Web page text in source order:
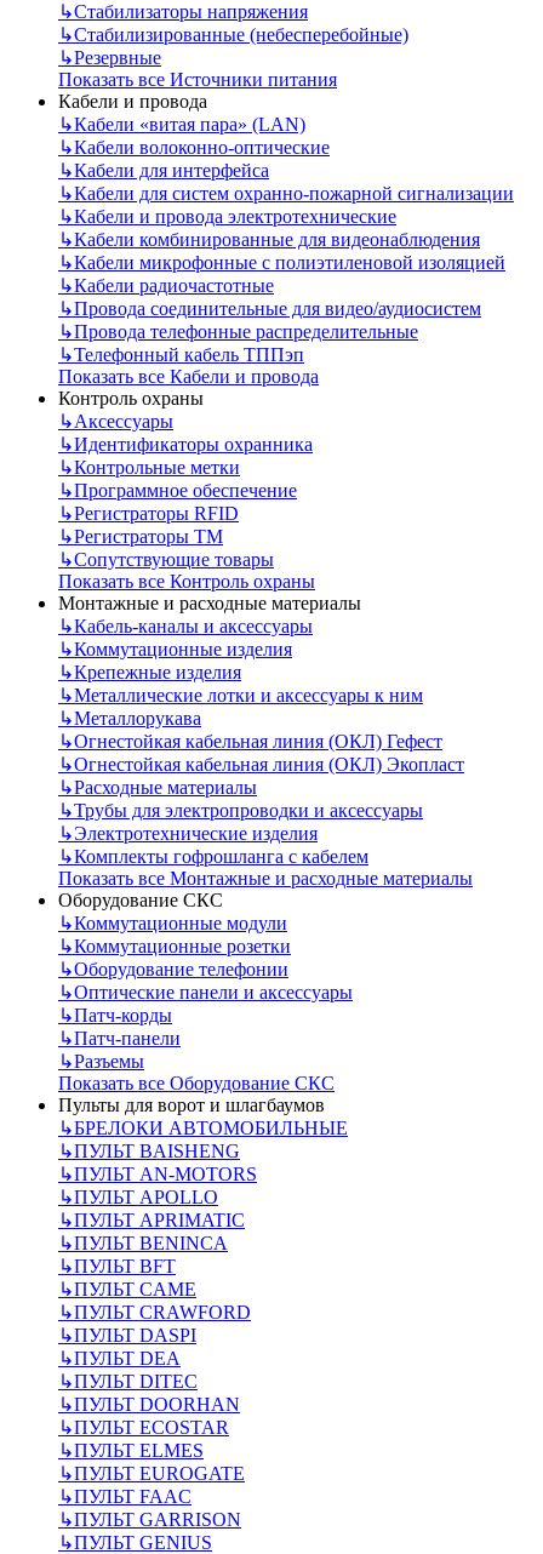
↳Стабилизаторы напряжения
↳Стабилизированные (небесперебойные)
↳Резервные
Показать все Источники питания
Кабели и провода
↳Кабели «витая пара» (LAN)
↳Кабели волоконно-оптические
↳Кабели для интерфейса
↳Кабели для систем охранно-пожарной сигнализации
↳Кабели и провода электротехнические
↳Кабели комбинированные для видеонаблюдения
↳Кабели микрофонные с полиэтиленовой изоляцией
↳Кабели радиочастотные
↳Провода соединительные для видео/аудиосистем
↳Провода телефонные распределительные
↳Телефонный кабель ТППэп
Показать все Кабели и провода
Контроль охраны
↳Аксессуары
↳Идентификаторы охранника
↳Контрольные метки
↳Программное обеспечение
↳Регистраторы RFID
↳Регистраторы ТМ
↳Сопутствующие товары
Показать все Контроль охраны
Монтажные и расходные материалы
↳Кабель-каналы и аксессуары
↳Коммутационные изделия
↳Крепежные изделия
↳Металлические лотки и аксессуары к ним
↳Металлорукава
↳Огнестойкая кабельная линия (ОКЛ) Гефест
↳Огнестойкая кабельная линия (ОКЛ) Экопласт
↳Расходные материалы
↳Трубы для электропроводки и аксессуары
↳Электротехнические изделия
↳Комплекты гофрошланга с кабелем
Показать все Монтажные и расходные материалы
Оборудование СКС
↳Коммутационные модули
↳Коммутационные розетки
↳Оборудование телефонии
↳Оптические панели и аксессуары
↳Патч-корды
↳Патч-панели
↳Разъемы
Показать все Оборудование СКС
Пульты для ворот и шлагбаумов
↳БРЕЛОКИ АВТОМОБИЛЬНЫЕ
↳ПУЛЬТ BAISHENG
↳ПУЛЬТ AN-MOTORS
↳ПУЛЬТ APOLLO
↳ПУЛЬТ APRIMATIC
↳ПУЛЬТ BENINCA
↳ПУЛЬТ BFT
↳ПУЛЬТ CAME
↳ПУЛЬТ CRAWFORD
↳ПУЛЬТ DASPI
↳ПУЛЬТ DEA
↳ПУЛЬТ DITEC
↳ПУЛЬТ DOORHAN
↳ПУЛЬТ ECOSTAR
↳ПУЛЬТ ELMES
↳ПУЛЬТ EUROGATE
↳ПУЛЬТ FAAC
↳ПУЛЬТ GARRISON
↳ПУЛЬТ GENIUS